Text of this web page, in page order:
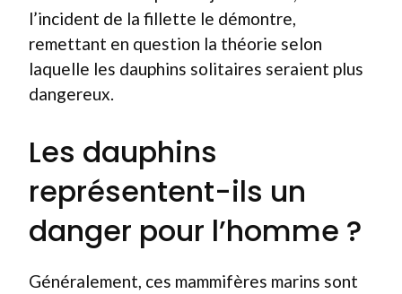
l’incident de la fillette le démontre,
remettant en question la théorie selon
laquelle les dauphins solitaires seraient plus
dangereux.
Les dauphins
représentent-ils un
danger pour l’homme ?
Généralement, ces mammifères marins sont